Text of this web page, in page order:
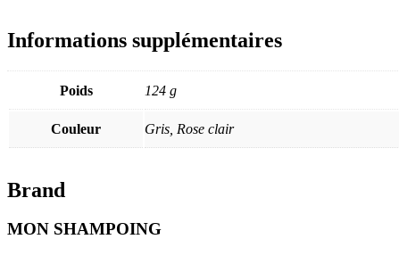
Informations supplémentaires
Poids 124 g
Couleur Gris, Rose clair
Brand
MON SHAMPOING